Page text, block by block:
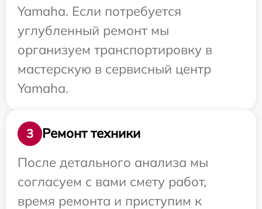
Yamaha. Если потребуется
углубленный ремонт мы
организуем транспортировку в
мастерскую в сервисный центр
Yamaha.
3
Ремонт техники
После детального анализа мы
согласуем с вами смету работ,
время ремонта и приступим к